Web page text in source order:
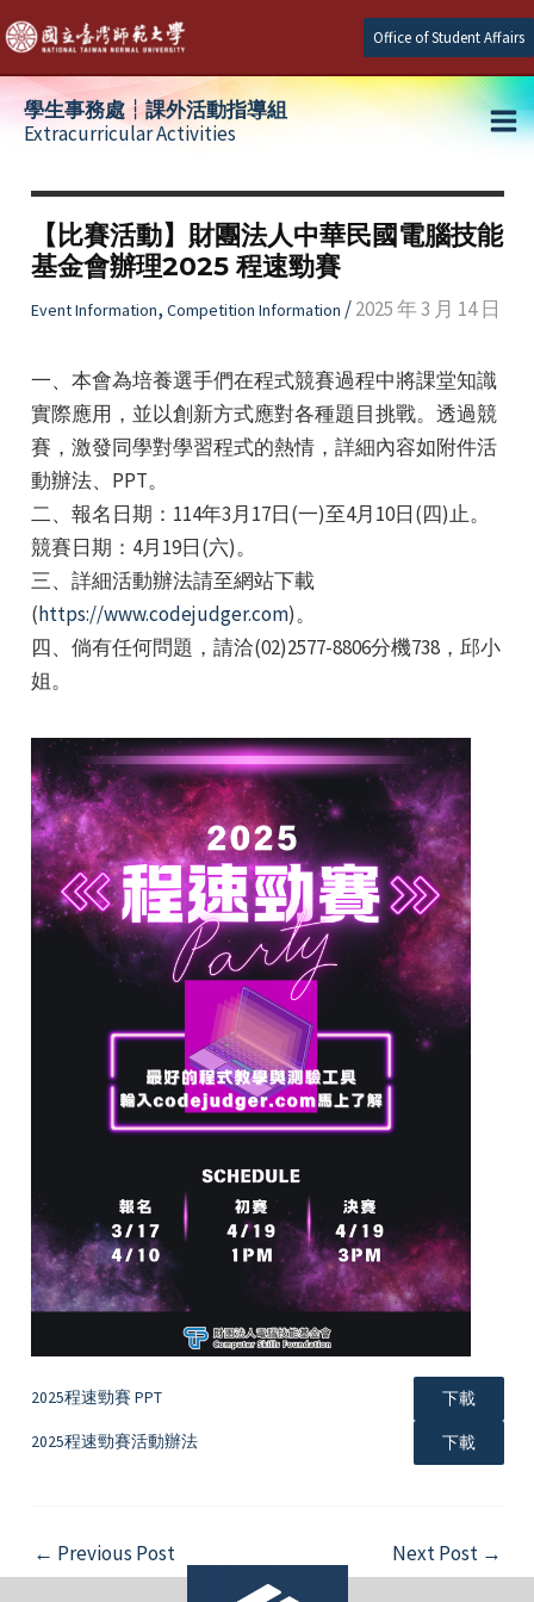
Skip
to
content
Office of Student Affairs
學生事務處┆課外活動指導組
Extracurricular Activities
【比賽活動】財團法人中華民國電腦技能
基金會辦理2025 程速勁賽
Event Information, Competition Information /2025 年 3 月 14 日
一、本會為培養選手們在程式競賽過程中將課堂知識
實際應用，並以創新方式應對各種題目挑戰。透過競
賽，激發同學對學習程式的熱情，詳細內容如附件活
動辦法、PPT。
二、報名日期：114年3月17日(一)至4月10日(四)止。
競賽日期：4月19日(六)。
三、詳細活動辦法請至網站下載
(https://www.codejudger.com)。
四、倘有任何問題，請洽(02)2577-8806分機738，邱小
姐。
2025程速勁賽 PPT 下載
2025程速勁賽活動辦法 下載
Post
navigation
← Previous Post Next Post →